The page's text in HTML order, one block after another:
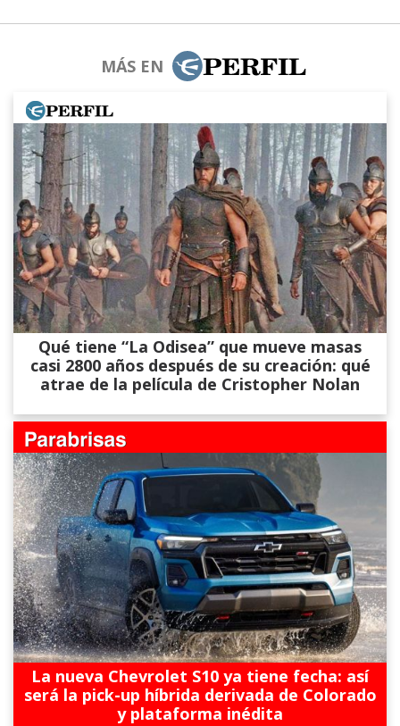
MÁS EN
Qué tiene “La Odisea” que mueve masas
casi 2800 años después de su creación: qué
atrae de la película de Cristopher Nolan
La nueva Chevrolet S10 ya tiene fecha: así
será la pick-up híbrida derivada de Colorado
y plataforma inédita